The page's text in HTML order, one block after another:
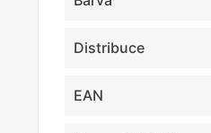
Distribuce
EAN